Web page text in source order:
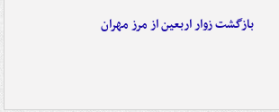
بازگشت زوار اربعین از مرز مهران